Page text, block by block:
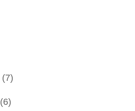
(7)
(6)